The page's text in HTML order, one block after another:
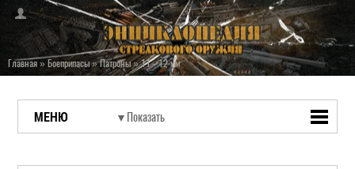
Главная»Боеприпасы»Патроны»11 - 12 мм
МЕНЮ